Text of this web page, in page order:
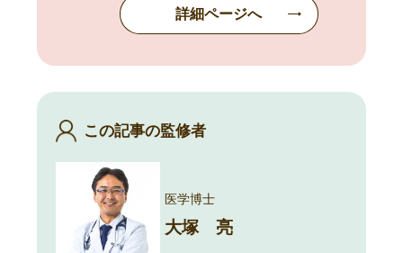
詳細ページへ
この記事の監修者
医学博士
大塚 亮